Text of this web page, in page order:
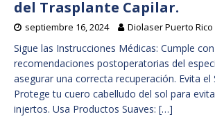
del Trasplante Capilar.
septiembre 16, 2024 Diolaser Puerto Rico
Sigue las Instrucciones Médicas: Cumple
recomendaciones postoperatorias del
asegurar una correcta recuperación. Evita el
Protege tu cuero cabelludo del sol para
injertos. Usa Productos Suaves: […]